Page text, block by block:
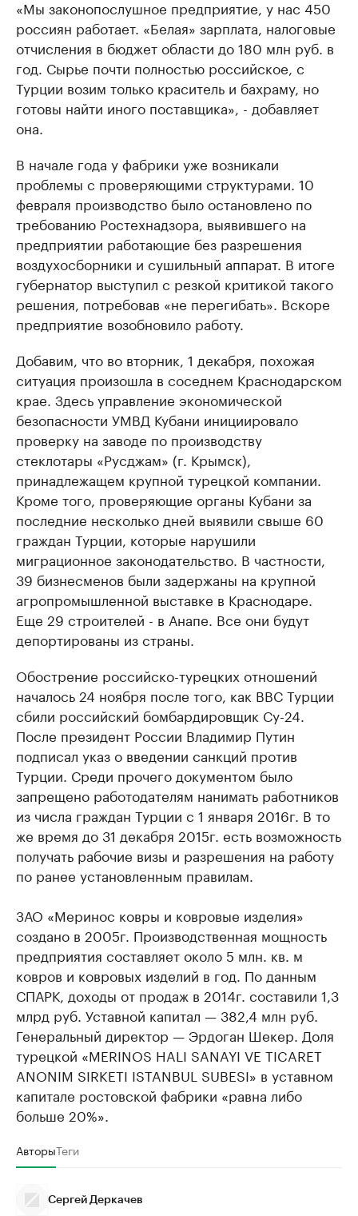
«Мы законопослушное предприятие, у нас 450
россиян работает. «Белая» зарплата, налоговые
отчисления в бюджет области до 180 млн руб. в
год. Сырье почти полностью российское, с
Турции возим только краситель и бахраму, но
готовы найти иного поставщика», - добавляет
она.
В начале года у фабрики уже возникали
проблемы с проверяющими структурами. 10
февраля производство было остановлено по
требованию Ростехнадзора, выявившего на
предприятии работающие без разрешения
воздухосборники и сушильный аппарат. В итоге
губернатор выступил с резкой критикой такого
решения, потребовав «не перегибать». Вскоре
предприятие возобновило работу.
Добавим, что во вторник, 1 декабря, похожая
ситуация произошла в соседнем Краснодарском
крае. Здесь управление экономической
безопасности УМВД Кубани инициировало
проверку на заводе по производству
стеклотары «Русджам» (г. Крымск),
принадлежащем крупной турецкой компании.
Кроме того, проверяющие органы Кубани за
последние несколько дней выявили свыше 60
граждан Турции, которые нарушили
миграционное законодательство. В частности,
39 бизнесменов были задержаны на крупной
агропромышленной выставке в Краснодаре.
Еще 29 строителей - в Анапе. Все они будут
депортированы из страны.
Обострение российско-турецких отношений
началось 24 ноября после того, как ВВС Турции
сбили российский бомбардировщик Су-24.
После президент России Владимир Путин
подписал указ о введении санкций против
Турции. Среди прочего документом было
запрещено работодателям нанимать работников
из числа граждан Турции с 1 января 2016г. В то
же время до 31 декабря 2015г. есть возможность
получать рабочие визы и разрешения на работу
по ранее установленным правилам.
ЗАО «Меринос ковры и ковровые изделия»
создано в 2005г. Производственная мощность
предприятия составляет около 5 млн. кв. м
ковров и ковровых изделий в год. По данным
СПАРК, доходы от продаж в 2014г. составили 1,3
млрд руб. Уставной капитал — 382,4 млн руб.
Генеральный директор — Эрдоган Шекер. Доля
турецкой «MERINOS HALI SANAYI VE TICARET
ANONIM SIRKETI ISTANBUL SUBESI» в уставном
капитале ростовской фабрики «равна либо
больше 20%».
АвторыТеги
Сергей Деркачев